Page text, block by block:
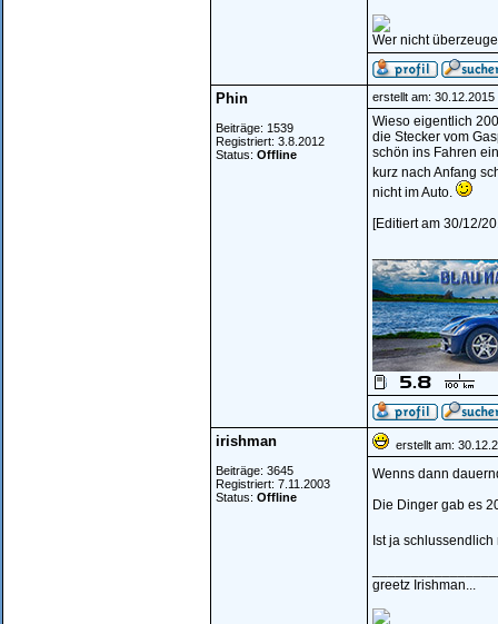
Wer nicht
Phin
Beiträge: 1539
Registriert: 3.8.2012
Status: Offline
erstellt am:
Wieso eigentlich
die Stecker vom
schön ins Fahren
kurz nach Anfang
nicht im Auto.
[Editiert am 30/12/
irishman
Beiträge: 3645
Registriert: 7.11.2003
Status: Offline
erstellt am:
Wenns dann
Die Dinger gab es
Ist ja
greetz Irishman...